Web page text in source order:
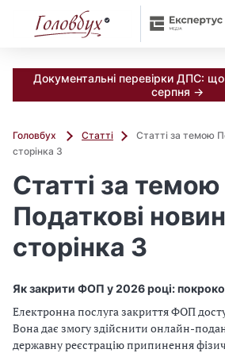
Документальні перевірки ДПС: що
серпня →
Головбух Статті
Статті за темою
сторінка 3
Статті за темою
Податкові
сторінка 3
Як закрити ФОП у 2026 році:
Електронна послуга закриття ФОП
Вона дає змогу здійснити онлайн-
державну реєстрацію припинення